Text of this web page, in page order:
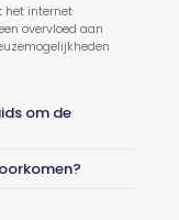
het internet
overvloed aan
om de